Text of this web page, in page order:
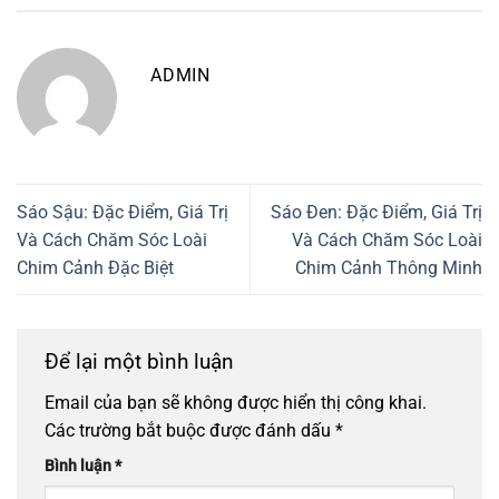
ADMIN
Sáo Sậu: Đặc Điểm, Giá Trị
Và Cách Chăm Sóc Loài
Chim Cảnh Đặc Biệt
Sáo Đen: Đặc Điểm, Giá Trị
Và Cách Chăm Sóc Loài
Chim Cảnh Thông Minh
Để lại một bình luận
Email của bạn sẽ không được hiển thị công khai.
Các trường bắt buộc được đánh dấu *
Bình luận*